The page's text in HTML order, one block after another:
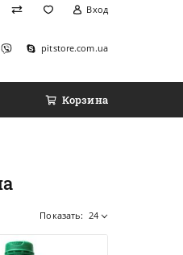
Вход
pitstore.com.ua
Корзина
Показать: 24